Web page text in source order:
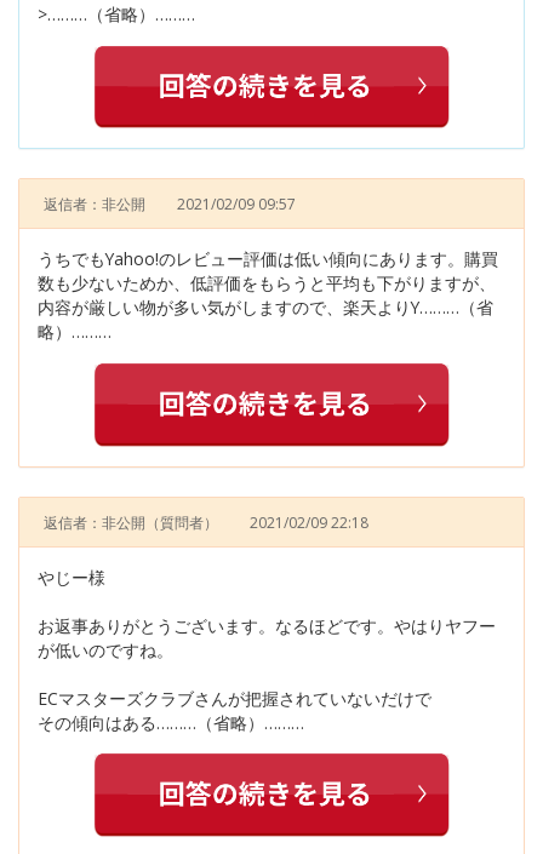
>………（省略）………
返信者：非公開 2021/02/09 09:57
うちでもYahoo!のレビュー評価は低い傾向にあります。購買
数も少ないためか、低評価をもらうと平均も下がりますが、
内容が厳しい物が多い気がしますので、楽天よりY………（省
略）………
返信者：非公開 （質問者） 2021/02/09 22:18
やじー様
お返事ありがとうございます。なるほどです。やはりヤフー
が低いのですね。
ECマスターズクラブさんが把握されていないだけで
その傾向はある………（省略）………